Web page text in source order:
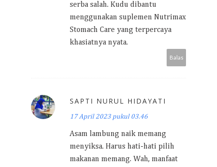
serba salah. Kudu dibantu
menggunakan suplemen Nutrimax
Stomach Care yang terpercaya
khasiatnya nyata.
Balas
SAPTI NURUL HIDAYATI
17 April 2023 pukul 03.46
Asam lambung naik memang
menyiksa. Harus hati-hati pilih
makanan memang. Wah, manfaat